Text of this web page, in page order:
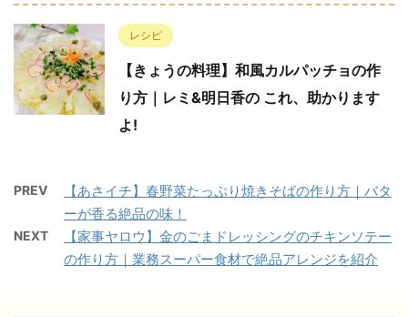
レシピ
【きょうの料理】和風カルパッチョの作
り方｜レミ&明日香の これ、助かります
よ!
PREV
【あさイチ】春野菜たっぷり焼きそばの作り方｜バタ
ーが香る絶品の味！
NEXT
【家事ヤロウ】金のごまドレッシングのチキンソテー
の作り方｜業務スーパー食材で絶品アレンジを紹介